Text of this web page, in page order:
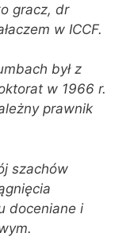
gracz, dr
w ICCF.
był z
w 1966 r.
prawnik
szachów
doceniane i